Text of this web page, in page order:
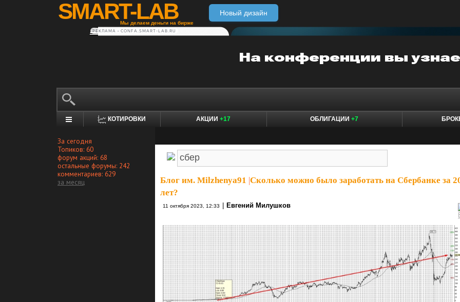
SMART-LAB
Мы делаем деньги на бирже
Новый дизайн
РЕКЛАМА • CONFA.SMART-LAB.RU
КОТИРОВКИ АКЦИИ +17 ОБЛИГАЦИИ +7
За сегодня
Топиков: 60
форум акций: 68
остальные форумы: 242
комментариев: 629
за месяц
Блог им. Milzhenya91 Сколько можно было заработать на Сбербанке за
лет?
11 октября 2023, 12:33 Евгений Милушков